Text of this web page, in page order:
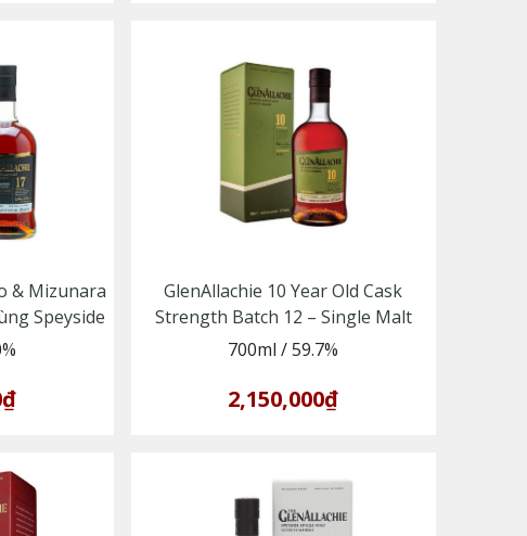
& Mizunara
Speyside
GlenAllachie 10 Year Old Cask
Strength Batch 12 – Single Malt
Scotch Whisky vùng Speyside
700ml /59.7%
2,150,000₫